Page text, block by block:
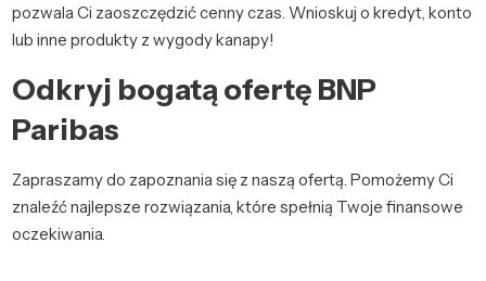
pozwala Ci zaoszczędzić cenny czas. Wnioskuj o kredyt, konto
lub inne produkty z wygody kanapy!
Odkryj bogatą ofertę BNP
Paribas
Zapraszamy do zapoznania się z naszą ofertą. Pomożemy Ci
znaleźć najlepsze rozwiązania, które spełnią Twoje finansowe
oczekiwania.